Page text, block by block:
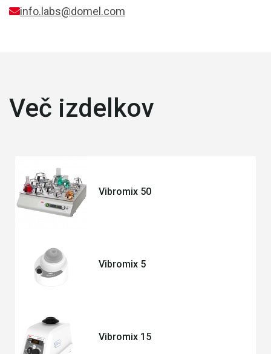
info.labs@domel.com
Več izdelkov
Vibromix 50
Vibromix 5
Vibromix 15